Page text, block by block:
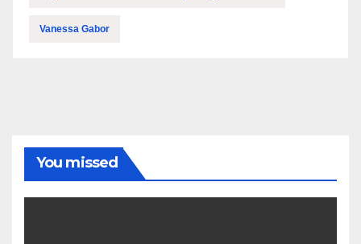
Vanessa Gabor
You missed